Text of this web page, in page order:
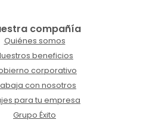
compañía
Quiénes somos
beneficios
corporativo
con nosotros
para tu empresa
Grupo Éxito